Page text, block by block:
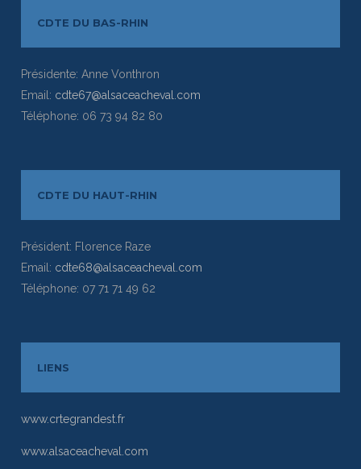
CDTE DU BAS-RHIN
Présidente: Anne Vonthron
Email: cdte67@alsaceacheval.com
Téléphone: 06 73 94 82 80
CDTE DU HAUT-RHIN
Président: Florence Raze
Email: cdte68@alsaceacheval.com
Téléphone: 07 71 71 49 62
LIENS
www.crtegrandest.fr
www.alsaceacheval.com